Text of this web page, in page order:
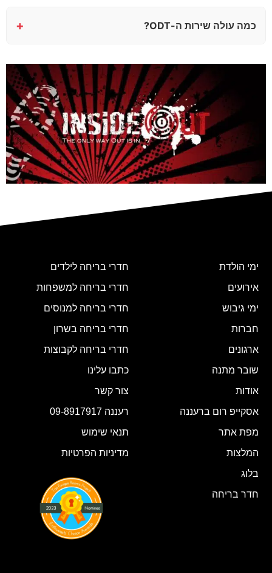
כמה עולה שירות ה-ODT? +
ימי הולדת
אירועים
ימי גיבוש
חברות
ארגונים
שובר מתנה
חדרי בריחה לילדים
חדרי בריחה למשפחות
חדרי בריחה למנוסים
חדרי בריחה בשרון
חדרי בריחה לקבוצות
כתבו עלינו
אודות
אסקייפ רום ברעננה
מפת אתר
המלצות
בלוג
חדר בריחה
צור קשר
רעננה 09-8917917
תנאי שימוש
מדיניות הפרטיות